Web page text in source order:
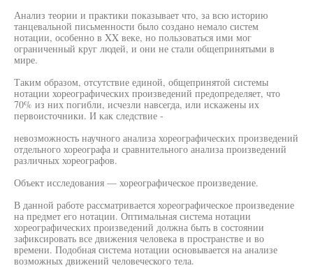
Анализ теории и практики показывает что, за всю историю
танцевальной письменности было создано немало систем
нотации, особенно в XX веке, но пользоваться ими мог
ограниченный круг людей, и они не стали общепринятыми в
мире.
Таким образом, отсутствие единой, общепринятой системы
нотации хореографических произведений предопределяет, что
70% из них погибли, исчезли навсегда, или искажены их
первоисточники. И как следствие -
невозможность научного анализа хореографических произведений
отдельного хореографа и сравнительного анализа произведений
различных хореографов.
Объект исследования — хореографическое произведение.
В данной работе рассматривается хореографическое произведение
на предмет его нотации. Оптимальная система нотации
хореографических произведений должна быть в состоянии
зафиксировать все движения человека в пространстве и во
времени. Подобная система нотации основывается на анализе
возможных движений человеческого тела.